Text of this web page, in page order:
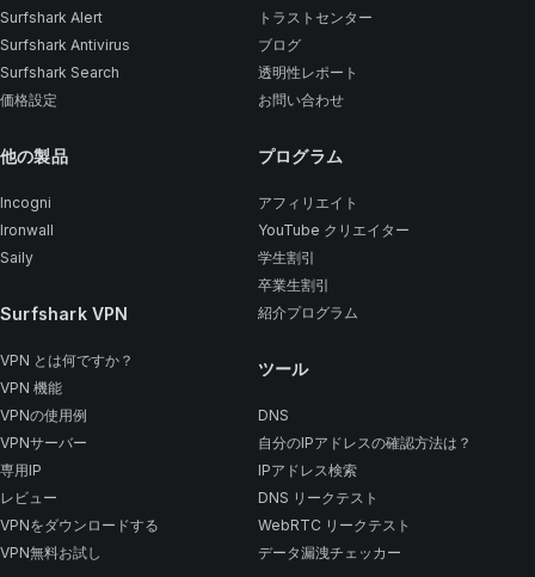
Surfshark Alert
Surfshark Antivirus
Surfshark Search
価格設定
他の製品
Incogni
Ironwall
Saily
Surfshark VPN
VPN とは何ですか？
VPN 機能
VPNの使用例
VPNサーバー
専用IP
レビュー
VPNをダウンロードする
VPN無料お試し
トラストセンター
ブログ
透明性レポート
お問い合わせ
プログラム
アフィリエイト
YouTube クリエイター
学生割引
卒業生割引
紹介プログラム
ツール
DNS
自分のIPアドレスの確認方法は？
IPアドレス検索
DNS リークテスト
WebRTC リークテスト
データ漏洩チェッカー